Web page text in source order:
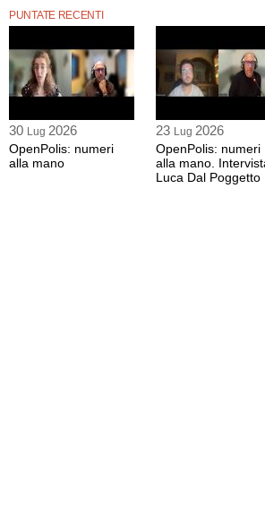
NAVI ONG PARLAMENTO EUROPEO
STATISTICA TRATTA DI ESSERI UMANI
PUNTATE RECENTI
30 Lug 2026
OpenPolis: numeri
alla mano
23 Lug 2026
OpenPolis: numeri
alla mano.
Luca Dal Poggetto